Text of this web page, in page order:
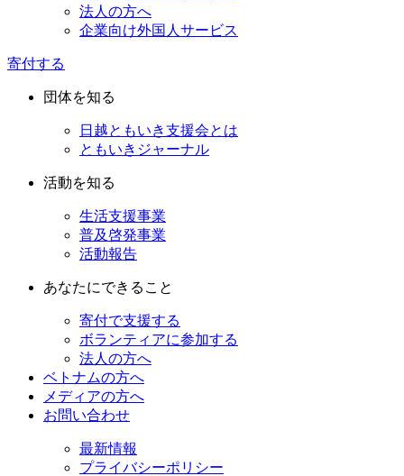
法人の方へ
企業向け外国人サービス
寄付する
団体を知る
日越ともいき支援会とは
ともいきジャーナル
活動を知る
生活支援事業
普及啓発事業
活動報告
あなたにできること
寄付で支援する
ボランティアに参加する
法人の方へ
ベトナムの方へ
メディアの方へ
お問い合わせ
最新情報
プライバシーポリシー